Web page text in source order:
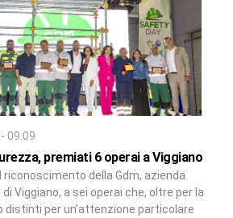
09:09
premiati 6 operai a Viggiano
riconoscimento della Gdm, azienda
Viggiano, a sei operai che, oltre per la
distinti per un’attenzione particolare